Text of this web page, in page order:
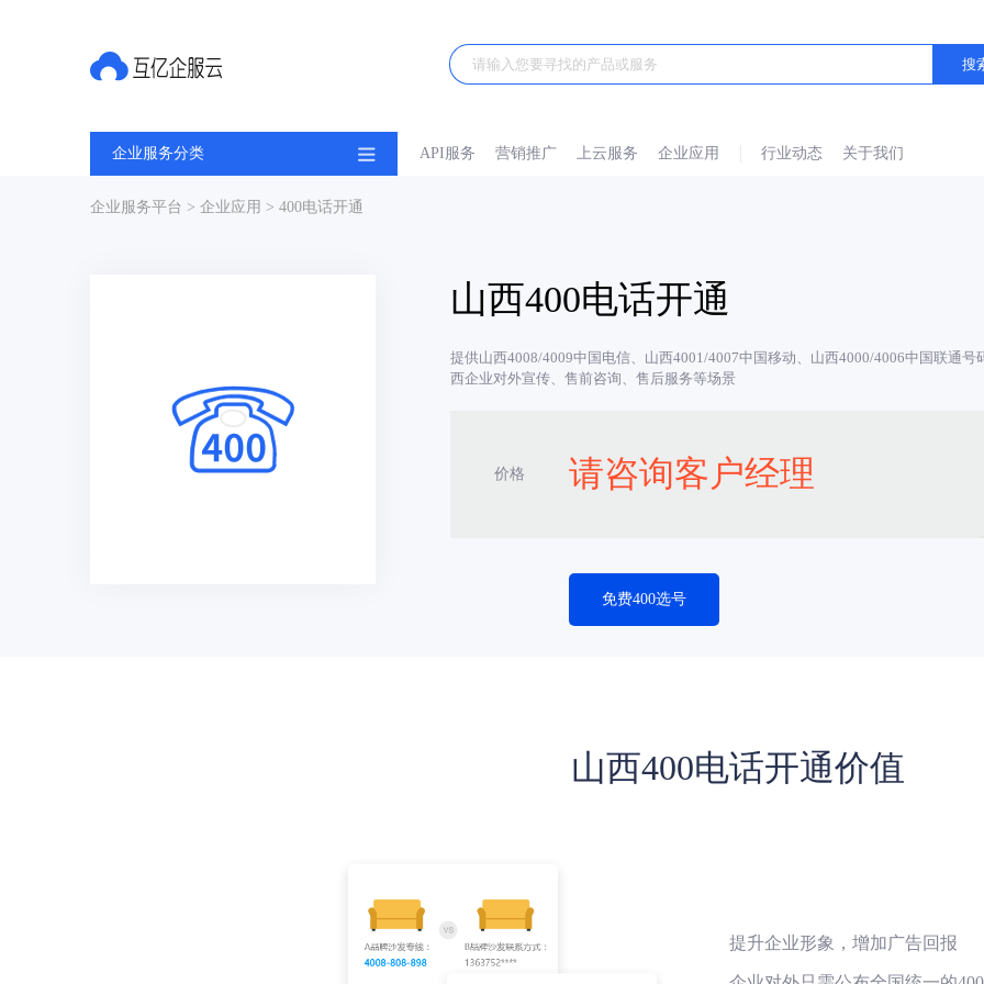
企业服务分类 API服务 营销推广 上云服务 企业应用 行业动态 关于我们
企业服务平台 > 企业应用 > 400电话开通
山西400电话开通
提供山西4008/4009中国电信、山西4001/4007中国移动、山西4000/4006中国联通
西企业对外宣传、售前咨询、售后服务等场景
价格 请咨询客户经理
免费400选号
山西400电话开通价值
提升企业形象，增加广告回报